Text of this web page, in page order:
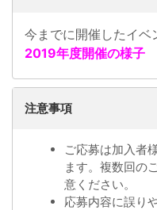
今までに開催したイベ
2019年度開催の様子
注意事項
ご応募は加入者
ます。複数回の
意ください。
応募内容に誤り